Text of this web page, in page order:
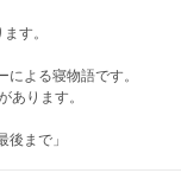
す。
よる寝物語です。
あります。
まで」